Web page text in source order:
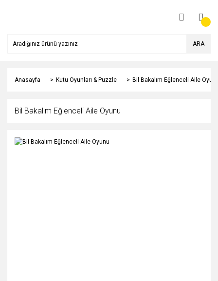
ARA
Anasayfa Kutu Oyunları & Puzzle Bil Bakalım Eğlenceli Aile
Bil Bakalım Eğlenceli Aile Oyunu